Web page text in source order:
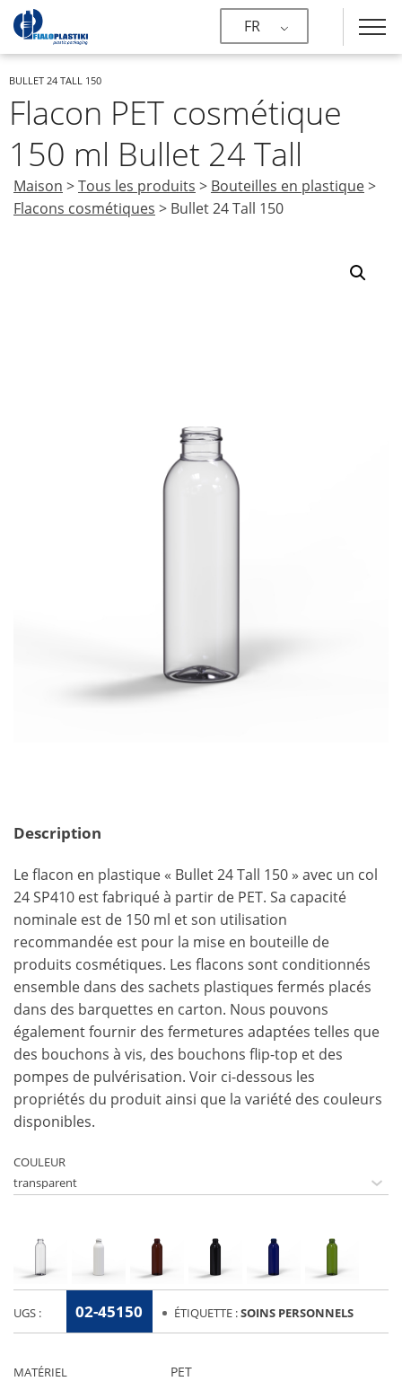
FR
BULLET 24 TALL 150
Flacon PET cosmétique
150 ml Bullet 24 Tall
Maison >Tous les produits > Bouteilles en plastique>
Flacons cosmétiques > Bullet 24 Tall 150
Description
Le flacon en plastique « Bullet 24 Tall 150 » avec un col
24 SP410 est fabriqué à partir de PET. Sa capacité
nominale est de 150 ml et son utilisation
recommandée est pour la mise en bouteille de
produits cosmétiques. Les flacons sont conditionnés
ensemble dans des sachets plastiques fermés placés
dans des barquettes en carton. Nous pouvons
également fournir des fermetures adaptées telles que
des bouchons à vis, des bouchons flip-top et des
pompes de pulvérisation. Voir ci-dessous les
propriétés du produit ainsi que la variété des couleurs
disponibles.
MATÉRIEL PET
COULEUR
UGS : 02-45150 ÉTIQUETTE :SOINS PERSONNELS